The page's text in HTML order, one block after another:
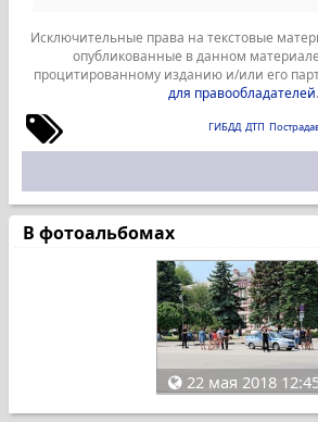
Исключительные права на текстовые
опубликованные в данном
процитированному изданию и/или его
для правообладателей.
ГИБДД ДТП
В фотоальбомах
22 мая 2018